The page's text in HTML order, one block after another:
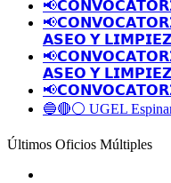
𝗔𝗦𝗘𝗢 𝗬
𝗔𝗦𝗘𝗢 𝗬
🔵🔴⚪️ UGEL
Últimos Oficios Múltiples